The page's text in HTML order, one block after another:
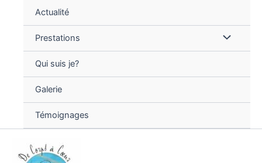
Actualité
Prestations
Qui suis je?
Galerie
Témoignages